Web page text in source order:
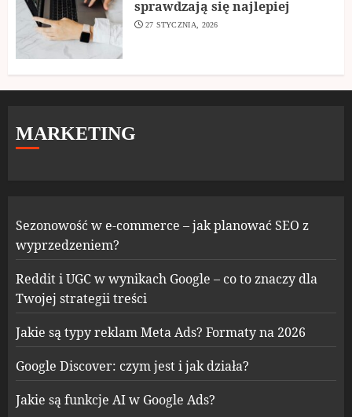
sprawdzają się najlepiej
27 STYCZNIA, 2026
MARKETING
Sezonowość w e-commerce – jak planować SEO z
wyprzedzeniem?
Reddit i UGC w wynikach Google – co to znaczy dla
Twojej strategii treści
Jakie są typy reklam Meta Ads? Formaty na 2026
Google Discover: czym jest i jak działa?
Jakie są funkcje AI w Google Ads?